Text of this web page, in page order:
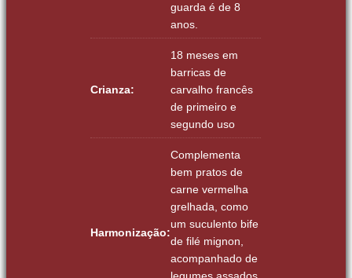
guarda é de 8
anos.
Crianza:
18 meses em
barricas de
carvalho francês
de primeiro e
segundo uso
Harmonização:
Complementa
bem pratos de
carne vermelha
grelhada, como
um suculento bife
de filé mignon,
acompanhado de